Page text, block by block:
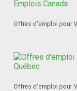
Offres d'emploi pour
Offres d'emploi pour